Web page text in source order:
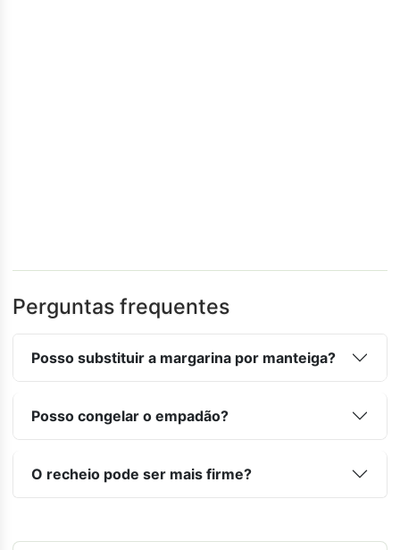
Perguntas frequentes
Posso substituir a margarina por manteiga?
Posso congelar o empadão?
O recheio pode ser mais firme?